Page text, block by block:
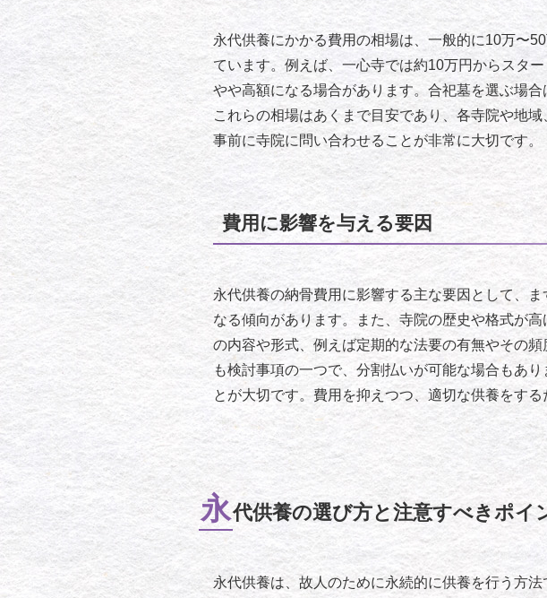
永代供養にかかる費用の相場は、一般的に10万〜
ています。例えば、一心寺では約10万円からスタ
やや高額になる場合があります。合祀墓を選ぶ場
これらの相場はあくまで目安であり、各寺院や地
事前に寺院に問い合わせることが非常に大切です。
費用に影響を与える要因
永代供養の納骨費用に影響する主な要因として、
なる傾向があります。また、寺院の歴史や格式が
の内容や形式、例えば定期的な法要の有無やその
も検討事項の一つで、分割払いが可能な場合もあ
とが大切です。費用を抑えつつ、適切な供養をす
永代供養の選び方と注意すべきポイ
永代供養は、故人のために永続的に供養を行う方